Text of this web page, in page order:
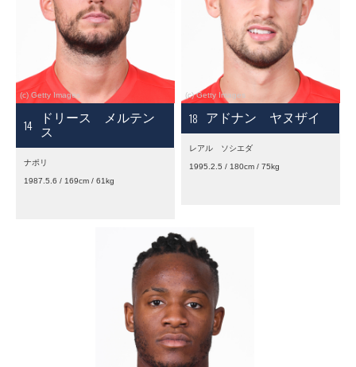
14
ドリース メルテン
ス
ナポリ
1987.5.6 / 169cm / 61kg
18 アドナン ヤヌザイ
レアル ソシエダ
1995.2.5 / 180cm / 75kg